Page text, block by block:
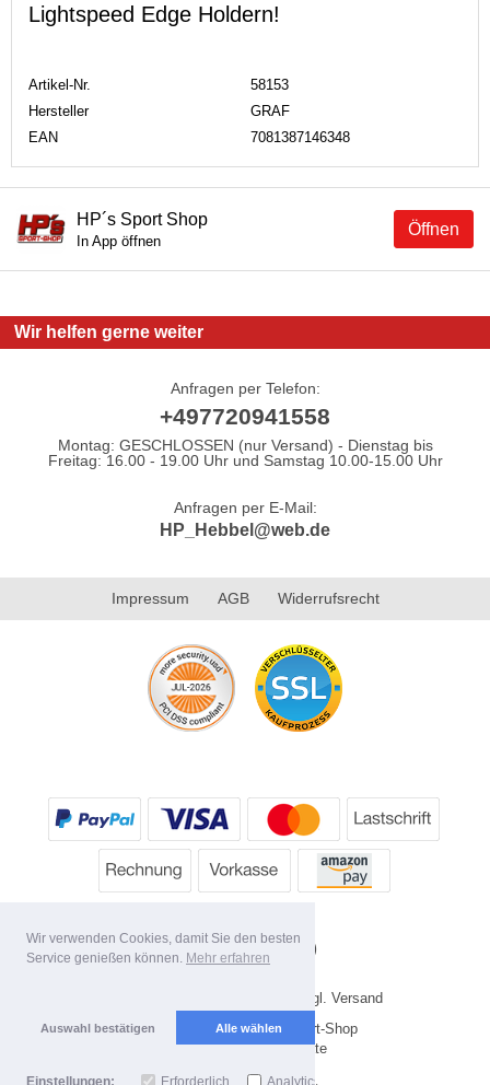
Wir verwenden Cookies, damit Sie den besten
Service genießen können. Mehr erfahren
Auswahl bestätigen Alle wählen
Einstellungen: Erforderlich Analytics
Lightspeed Edge Holdern!
Artikel-Nr.
58153
Hersteller
GRAF
EAN
7081387146348
Öffnen
HP´s Sport Shop
In App öffnen
Wir helfen gerne weiter
Anfragen per Telefon:
+497720941558
Montag: GESCHLOSSEN (nur Versand) - Dienstag bis
Freitag: 16.00 - 19.00 Uhr und Samstag 10.00-15.00 Uhr
Anfragen per E-Mail:
HP_Hebbel@web.de
Impressum AGB Widerrufsrecht
* Alle Preise inkl. MwSt. evtl. zzgl. Versand
Copyright 2026 by HP's Sport-Shop
Mobile Shop by Shopgate